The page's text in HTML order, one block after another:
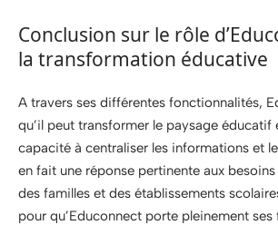
Conclusion sur le rôle
la transformation éducative
A travers ses différentes fonctionnalités,
qu’il peut transformer le paysage éducatif
capacité à centraliser les informations et
en fait une réponse pertinente aux
des familles et des établissements
pour qu’Educonnect porte pleinement ses